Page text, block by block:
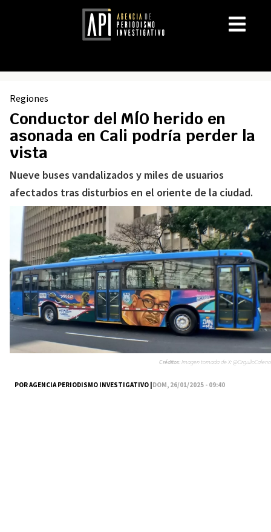
Regiones
Conductor del MÍO herido en
asonada en Cali podría perder la
vista
Nueve buses vandalizados y miles de usuarios
afectados tras disturbios en el oriente de la ciudad.
POR AGENCIA PERIODISMO INVESTIGATIVO |DOM, 26/01/2025 - 09:40
Créditos:Imagen tomada de X: @OrgulloCaleno